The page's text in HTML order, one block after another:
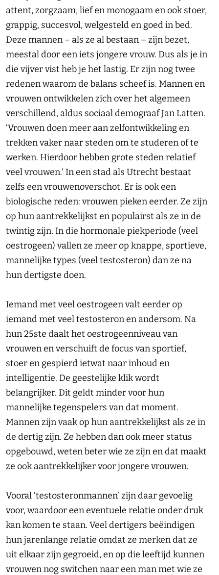
attent, zorgzaam, lief en monogaam en ook stoer,
grappig, succesvol, welgesteld en goed in bed.
Deze mannen – als ze al bestaan – zijn bezet,
meestal door een iets jongere vrouw. Dus als je in
die vijver vist heb je het lastig. Er zijn nog twee
redenen waarom de balans scheef is. Mannen en
vrouwen ontwikkelen zich over het algemeen
verschillend, aldus sociaal demograaf Jan Latten.
‘Vrouwen doen meer aan zelfontwikkeling en
trekken vaker naar steden om te studeren of te
werken. Hierdoor hebben grote steden relatief
veel vrouwen.’ In een stad als Utrecht bestaat
zelfs een vrouwenoverschot. Er is ook een
biologische reden: vrouwen pieken eerder. Ze zijn
op hun aantrekkelijkst en populairst als ze in de
twintig zijn. In die hormonale piekperiode (veel
oestrogeen) vallen ze meer op knappe, sportieve,
mannelijke types (veel testosteron) dan ze na
hun dertigste doen.
Iemand met veel oestrogeen valt eerder op
iemand met veel testosteron en andersom. Na
hun 25ste daalt het oestrogeenniveau van
vrouwen en verschuift de focus van sportief,
stoer en gespierd ietwat naar inhoud en
intelligentie. De geestelijke klik wordt
belangrijker. Dit geldt minder voor hun
mannelijke tegenspelers van dat moment.
Mannen zijn vaak op hun aantrekkelijkst als ze in
de dertig zijn. Ze hebben dan ook meer status
opgebouwd, weten beter wie ze zijn en dat maakt
ze ook aantrekkelijker voor jongere vrouwen.
Vooral ‘testosteronmannen’ zijn daar gevoelig
voor, waardoor een eventuele relatie onder druk
kan komen te staan. Veel dertigers beëindigen
hun jarenlange relatie omdat ze merken dat ze
uit elkaar zijn gegroeid, en op die leeftijd kunnen
vrouwen nog switchen naar een man met wie ze